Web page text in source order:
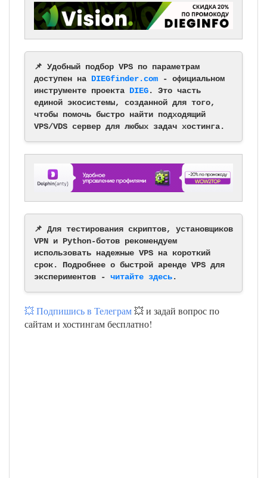
📌 Удобный подбор VPS по параметрам
доступен на DIEGfinder.com - официальном
инструменте проекта DIEG. Это часть
единой экосистемы, созданной для того,
чтобы помочь быстро найти подходящий
VPS/VDS сервер для любых задач хостинга.
📌 Для тестирования скриптов, установщиков
VPN и Python-ботов рекомендуем
использовать надежные VPS на короткий
срок. Подробнее о быстрой аренде VPS для
экспериментов - читайте здесь.
💥 Подпишись в Телеграм💥 и задай вопрос по
сайтам и хостингам бесплатно!